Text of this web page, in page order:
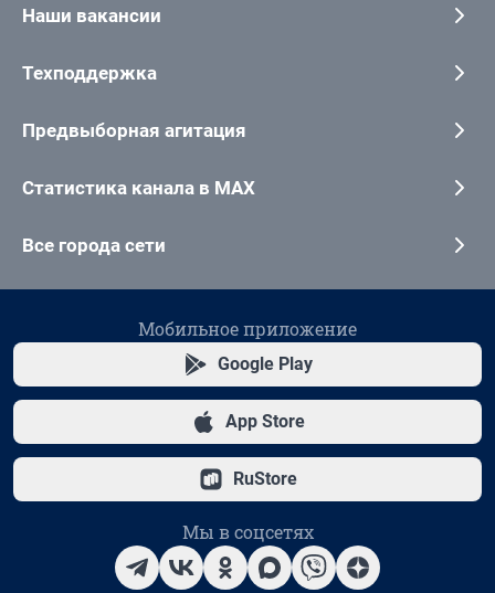
Наши вакансии
Техподдержка
Предвыборная агитация
Статистика канала в MAX
Все города сети
Мобильное приложение
Google Play
App Store
RuStore
Мы в соцсетях